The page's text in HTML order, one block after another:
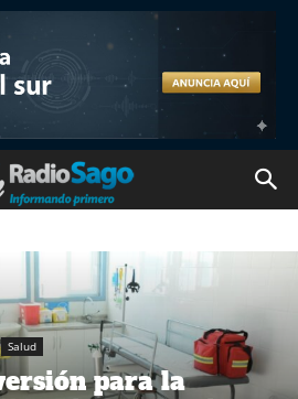
Salud
para la